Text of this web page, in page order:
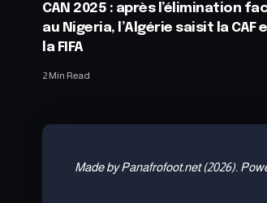
CAN 2025 : après l’élimination
au Nigeria, l’Algérie saisit la CAF
la FIFA
2 Min Read
Made by Panafrofoot.net (2026).